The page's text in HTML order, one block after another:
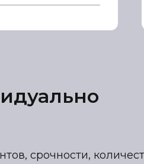
срочности,